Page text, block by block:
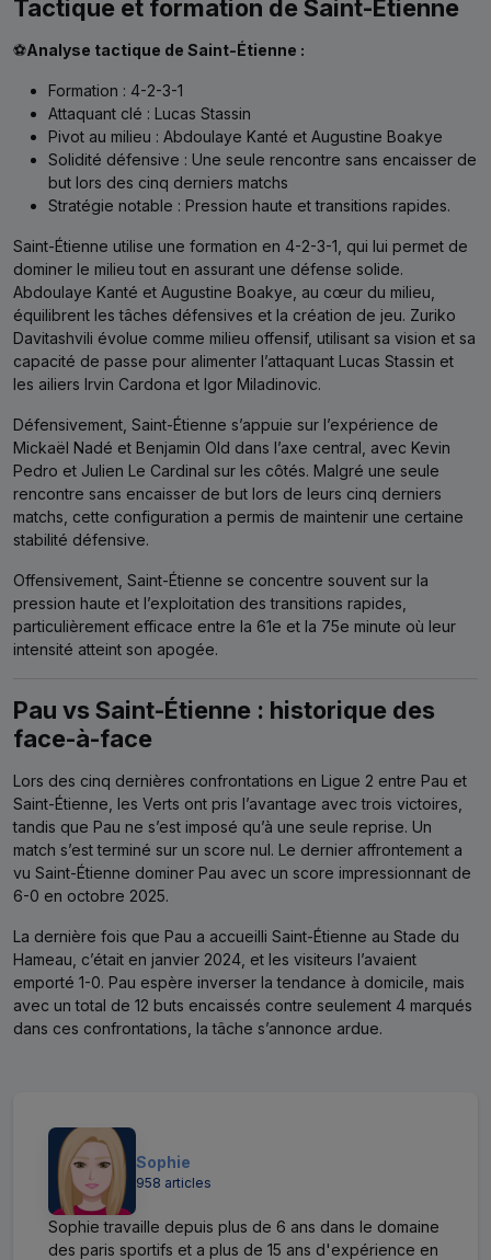
Tactique et formation de Saint-Étienne
⚽Analyse tactique de Saint-Étienne :
Formation : 4-2-3-1
Attaquant clé : Lucas Stassin
Pivot au milieu : Abdoulaye Kanté et Augustine Boakye
Solidité défensive : Une seule rencontre sans encaisser de
but lors des cinq derniers matchs
Stratégie notable : Pression haute et transitions rapides.
Saint-Étienne utilise une formation en 4-2-3-1, qui lui permet de
dominer le milieu tout en assurant une défense solide.
Abdoulaye Kanté et Augustine Boakye, au cœur du milieu,
équilibrent les tâches défensives et la création de jeu. Zuriko
Davitashvili évolue comme milieu offensif, utilisant sa vision et sa
capacité de passe pour alimenter l’attaquant Lucas Stassin et
les ailiers Irvin Cardona et Igor Miladinovic.
Défensivement, Saint-Étienne s’appuie sur l’expérience de
Mickaël Nadé et Benjamin Old dans l’axe central, avec Kevin
Pedro et Julien Le Cardinal sur les côtés. Malgré une seule
rencontre sans encaisser de but lors de leurs cinq derniers
matchs, cette configuration a permis de maintenir une certaine
stabilité défensive.
Offensivement, Saint-Étienne se concentre souvent sur la
pression haute et l’exploitation des transitions rapides,
particulièrement efficace entre la 61e et la 75e minute où leur
intensité atteint son apogée.
Pau vs Saint-Étienne : historique des
face-à-face
Lors des cinq dernières confrontations en Ligue 2 entre Pau et
Saint-Étienne, les Verts ont pris l’avantage avec trois victoires,
tandis que Pau ne s’est imposé qu’à une seule reprise. Un
match s’est terminé sur un score nul. Le dernier affrontement a
vu Saint-Étienne dominer Pau avec un score impressionnant de
6-0 en octobre 2025.
La dernière fois que Pau a accueilli Saint-Étienne au Stade du
Hameau, c’était en janvier 2024, et les visiteurs l’avaient
emporté 1-0. Pau espère inverser la tendance à domicile, mais
avec un total de 12 buts encaissés contre seulement 4 marqués
dans ces confrontations, la tâche s’annonce ardue.
Sophie
958 articles
Sophie travaille depuis plus de 6 ans dans le domaine
des paris sportifs et a plus de 15 ans d'expérience en